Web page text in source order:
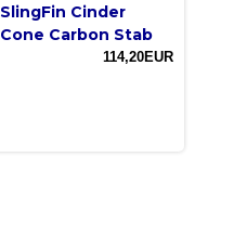
SlingFin Cinder
Cone Carbon Stab
114,20EUR